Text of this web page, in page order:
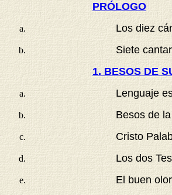
PRÓLOGO
Los diez
Siete
1. BESOS DE
Lenguaje
Besos de
Cristo
Los dos
El buen